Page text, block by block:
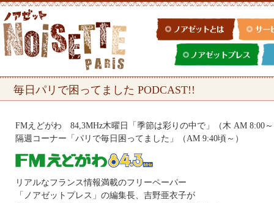
毎日パリで困ってました PODCAST!!
FMえどがわ 84,3MHz木曜日「季節は彩りの中で」（木 AM 8:00～
隔週コーナー「パリで毎日困ってました」（AM 9:40頃～）
リアルなフランス情報満載のフリーペーパー
「ノアゼットプレス」の編集長、吉野亜衣子が